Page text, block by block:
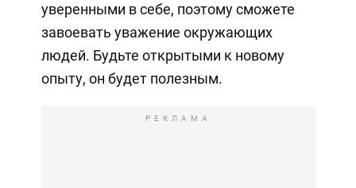
уверенными в себе, поэтому сможете
завоевать уважение окружающих
людей. Будьте открытыми к новому
опыту, он будет полезным.
РЕКЛАМА